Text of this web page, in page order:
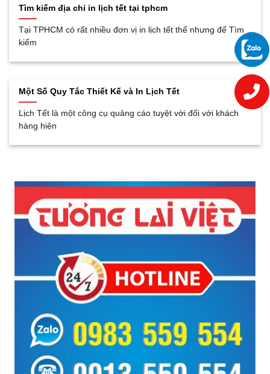
Tìm kiếm địa chỉ in lịch tết tại tphcm
Tại TPHCM có rất nhiều đơn vị in lịch tết thế nhưng để Tìm
kiếm
Một Số Quy Tắc Thiết Kế và In Lịch Tết
Lịch Tết là một công cụ quảng cáo tuyệt vời đối với khách
hàng hiện